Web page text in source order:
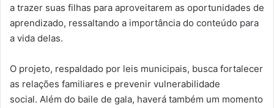
a trazer suas filhas para aproveitarem as oportunidades de
aprendizado, ressaltando a importância do conteúdo para
a vida delas.
O projeto, respaldado por leis municipais, busca fortalecer
as relações familiares e prevenir vulnerabilidade
social. Além do baile de gala, haverá também um momento